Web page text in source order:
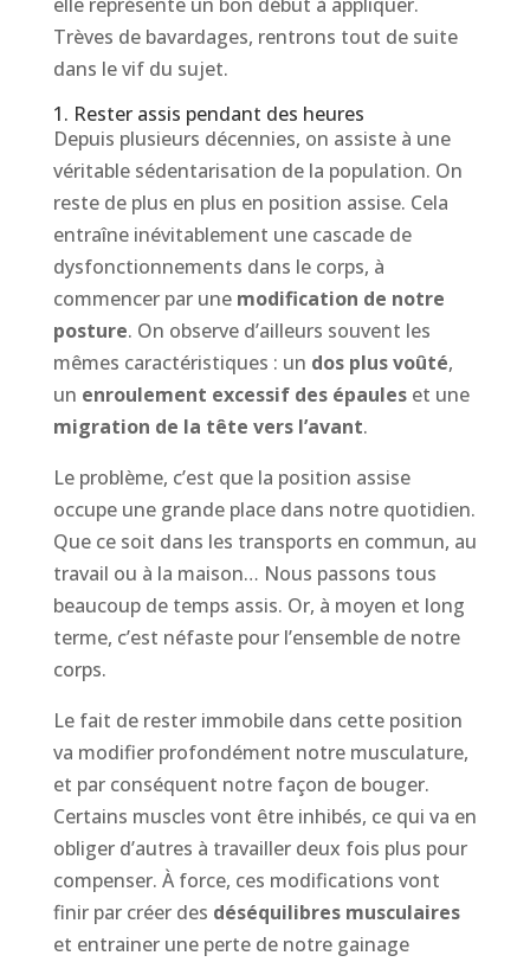
elle représente un bon début à appliquer.
Trèves de bavardages, rentrons tout de suite
dans le vif du sujet.
1. Rester assis pendant des heures
Depuis plusieurs décennies, on assiste à une
véritable sédentarisation de la population. On
reste de plus en plus en position assise. Cela
entraîne inévitablement une cascade de
dysfonctionnements dans le corps, à
commencer par une modification de notre
posture. On observe d’ailleurs souvent les
mêmes caractéristiques : un dos plus voûté,
un enroulement excessif des épauleset une
migration de la tête vers l’avant.
Le problème, c’est que la position assise
occupe une grande place dans notre quotidien.
Que ce soit dans les transports en commun, au
travail ou à la maison… Nous passons tous
beaucoup de temps assis. Or, à moyen et long
terme, c’est néfaste pour l’ensemble de notre
corps.
Le fait de rester immobile dans cette position
va modifier profondément notre musculature,
et par conséquent notre façon de bouger.
Certains muscles vont être inhibés, ce qui va en
obliger d’autres à travailler deux fois plus pour
compenser. À force, ces modifications vont
finir par créer des déséquilibres musculaires
et entrainer une perte de notre gainage